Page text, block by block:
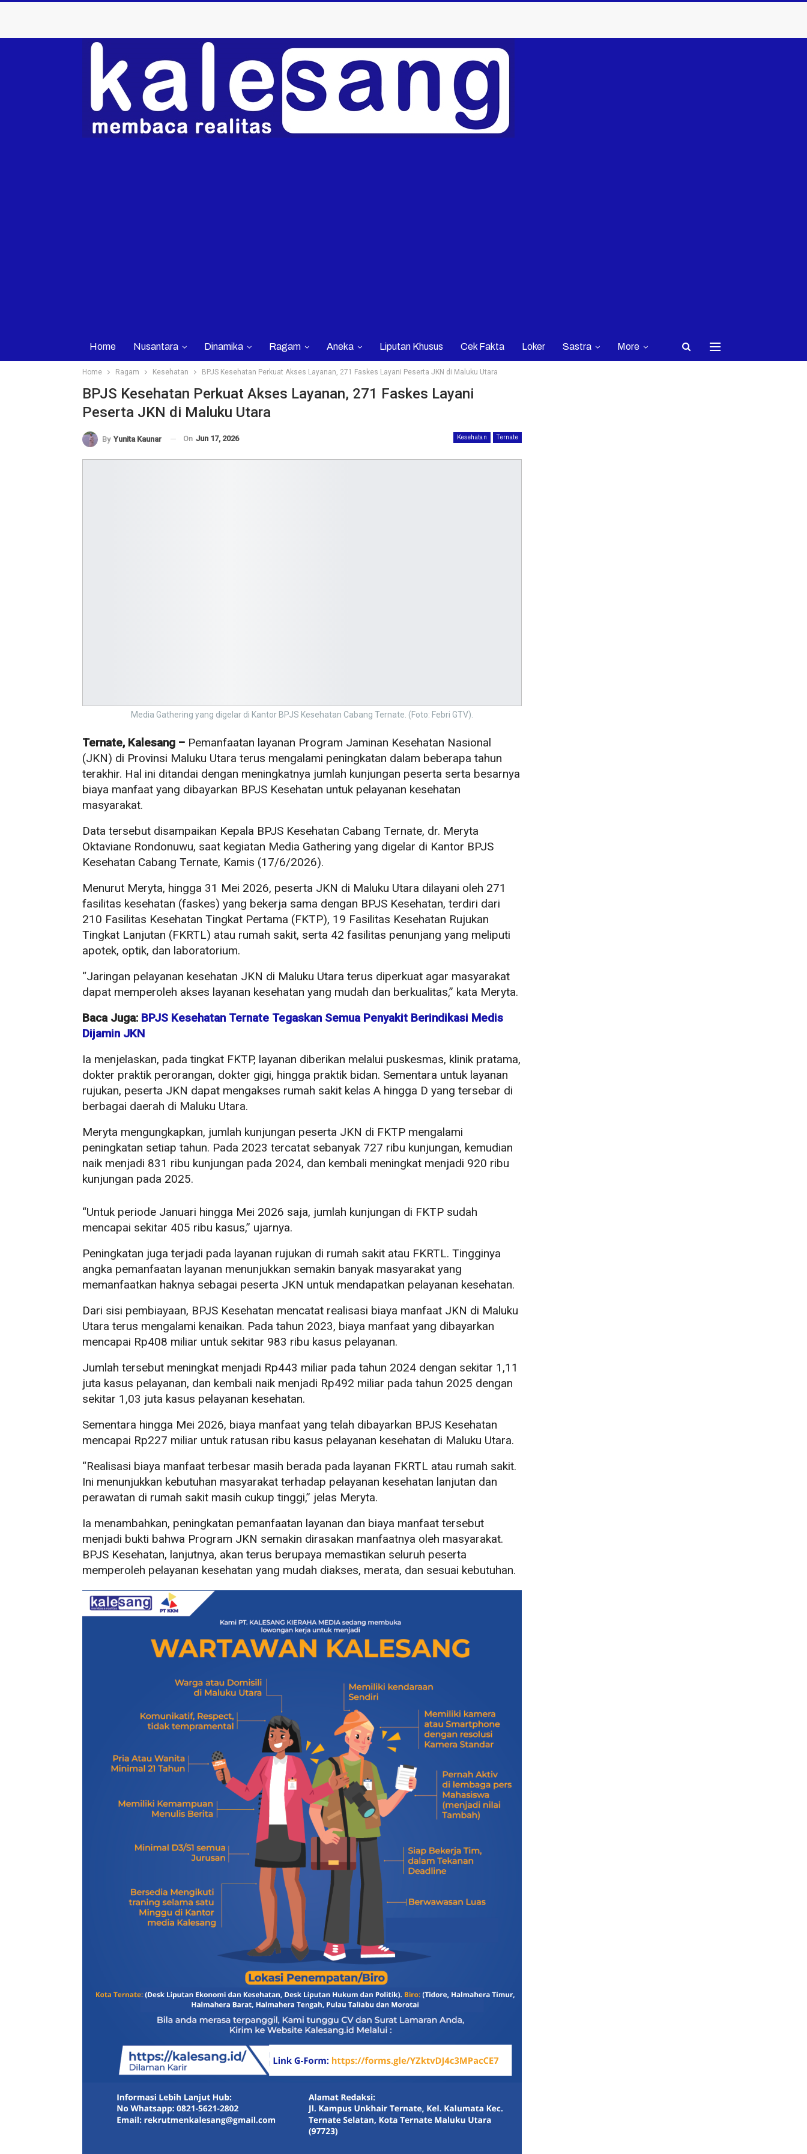
Home Nusantara Dinamika Ragam Aneka Liputan Khusus Cek Fakta Loker Sastra More
Home Ragam Kesehatan BPJS Kesehatan Perkuat Akses Layanan, 271 Faskes Layani Peserta JKN di Maluku Utara
BPJS Kesehatan Perkuat Akses Layanan, 271 Faskes Layani
Peserta JKN di Maluku Utara
Kesehatan Ternate
By Yunita Kaunar On Jun 17, 2026
Media Gathering yang digelar di Kantor BPJS Kesehatan Cabang Ternate. (Foto: Febri GTV).
Ternate, Kalesang – Pemanfaatan layanan Program Jaminan Kesehatan Nasional
(JKN) di Provinsi Maluku Utara terus mengalami peningkatan dalam beberapa tahun
terakhir. Hal ini ditandai dengan meningkatnya jumlah kunjungan peserta serta besarnya
biaya manfaat yang dibayarkan BPJS Kesehatan untuk pelayanan kesehatan
masyarakat.
Data tersebut disampaikan Kepala BPJS Kesehatan Cabang Ternate, dr. Meryta
Oktaviane Rondonuwu, saat kegiatan Media Gathering yang digelar di Kantor BPJS
Kesehatan Cabang Ternate, Kamis (17/6/2026).
Menurut Meryta, hingga 31 Mei 2026, peserta JKN di Maluku Utara dilayani oleh 271
fasilitas kesehatan (faskes) yang bekerja sama dengan BPJS Kesehatan, terdiri dari
210 Fasilitas Kesehatan Tingkat Pertama (FKTP), 19 Fasilitas Kesehatan Rujukan
Tingkat Lanjutan (FKRTL) atau rumah sakit, serta 42 fasilitas penunjang yang meliputi
apotek, optik, dan laboratorium.
“Jaringan pelayanan kesehatan JKN di Maluku Utara terus diperkuat agar masyarakat
dapat memperoleh akses layanan kesehatan yang mudah dan berkualitas,” kata Meryta.
Baca Juga: BPJS Kesehatan Ternate Tegaskan Semua Penyakit Berindikasi Medis
Dijamin JKN
Ia menjelaskan, pada tingkat FKTP, layanan diberikan melalui puskesmas, klinik pratama,
dokter praktik perorangan, dokter gigi, hingga praktik bidan. Sementara untuk layanan
rujukan, peserta JKN dapat mengakses rumah sakit kelas A hingga D yang tersebar di
berbagai daerah di Maluku Utara.
Meryta mengungkapkan, jumlah kunjungan peserta JKN di FKTP mengalami
peningkatan setiap tahun. Pada 2023 tercatat sebanyak 727 ribu kunjungan, kemudian
naik menjadi 831 ribu kunjungan pada 2024, dan kembali meningkat menjadi 920 ribu
kunjungan pada 2025.
“Untuk periode Januari hingga Mei 2026 saja, jumlah kunjungan di FKTP sudah
mencapai sekitar 405 ribu kasus,” ujarnya.
Peningkatan juga terjadi pada layanan rujukan di rumah sakit atau FKRTL. Tingginya
angka pemanfaatan layanan menunjukkan semakin banyak masyarakat yang
memanfaatkan haknya sebagai peserta JKN untuk mendapatkan pelayanan kesehatan.
Dari sisi pembiayaan, BPJS Kesehatan mencatat realisasi biaya manfaat JKN di Maluku
Utara terus mengalami kenaikan. Pada tahun 2023, biaya manfaat yang dibayarkan
mencapai Rp408 miliar untuk sekitar 983 ribu kasus pelayanan.
Jumlah tersebut meningkat menjadi Rp443 miliar pada tahun 2024 dengan sekitar 1,11
juta kasus pelayanan, dan kembali naik menjadi Rp492 miliar pada tahun 2025 dengan
sekitar 1,03 juta kasus pelayanan kesehatan.
Sementara hingga Mei 2026, biaya manfaat yang telah dibayarkan BPJS Kesehatan
mencapai Rp227 miliar untuk ratusan ribu kasus pelayanan kesehatan di Maluku Utara.
“Realisasi biaya manfaat terbesar masih berada pada layanan FKRTL atau rumah sakit.
Ini menunjukkan kebutuhan masyarakat terhadap pelayanan kesehatan lanjutan dan
perawatan di rumah sakit masih cukup tinggi,” jelas Meryta.
Ia menambahkan, peningkatan pemanfaatan layanan dan biaya manfaat tersebut
menjadi bukti bahwa Program JKN semakin dirasakan manfaatnya oleh masyarakat.
BPJS Kesehatan, lanjutnya, akan terus berupaya memastikan seluruh peserta
memperoleh pelayanan kesehatan yang mudah diakses, merata, dan sesuai kebutuhan.